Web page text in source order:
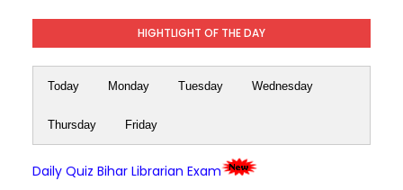
HIGHTLIGHT OF THE DAY
Today Monday Tuesday Wednesday
Thursday Friday
Daily Quiz Bihar Librarian Exam